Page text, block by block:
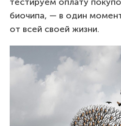
биочипа, — в один
от всей своей жизни.